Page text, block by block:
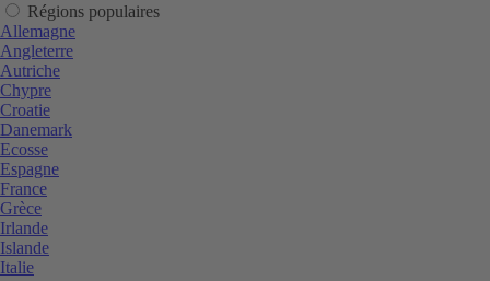
Régions populaires
Allemagne
Angleterre
Autriche
Chypre
Croatie
Danemark
Ecosse
Espagne
France
Grèce
Irlande
Islande
Italie